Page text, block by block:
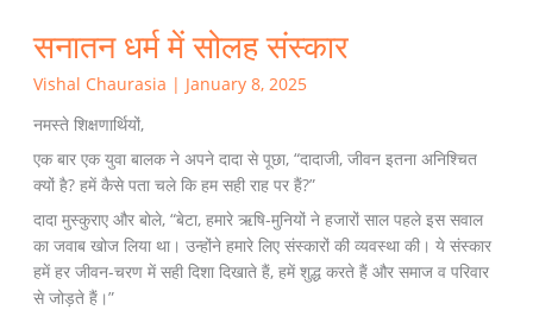
सनातन धर्म में सोलह संस्कार
Vishal Chaurasia | January 8, 2025
नमस्ते शिक्षणार्थियों,
एक बार एक युवा बालक ने अपने दादा से पूछा, “दादाजी, जीवन इतना अनिश्चित
क्यों है? हमें कैसे पता चले कि हम सही राह पर हैं?”
दादा मुस्कुराए और बोले, “बेटा, हमारे ऋषि-मुनियों ने हजारों साल पहले इस सवाल
का जवाब खोज लिया था। उन्होंने हमारे लिए संस्कारों की व्यवस्था की। ये संस्कार
हमें हर जीवन-चरण में सही दिशा दिखाते हैं, हमें शुद्ध करते हैं और समाज व परिवार
से जोड़ते हैं।”